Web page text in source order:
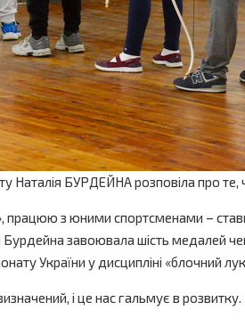
Наталія БУРДЕЙНА розповіла про
з юними спортсменами –
Бурдейна завоювала шість медалей
України у дисципліні «блочний
і це нас гальмує в